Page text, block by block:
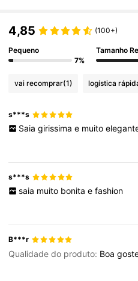
4,71 559K Seguidores
4,71
4,85 (100+)
Pequeno
7%
Tamanho
vai recomprar(1) logística
s***s
Saia girissima e muito
s***s
saia muito bonita e fashion
B***r
Qualidade do produto: Boa